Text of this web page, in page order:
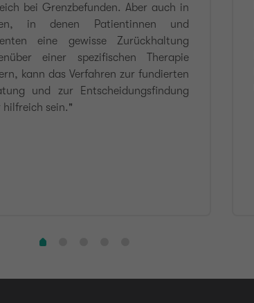
bei Grenzbefunden. Aber auch in
in denen Patientinnen und
eine gewisse Zurückhaltung
einer spezifischen Therapie
kann das Verfahren zur fundierten
und zur Entscheidungsfindung
hilfreich sein."